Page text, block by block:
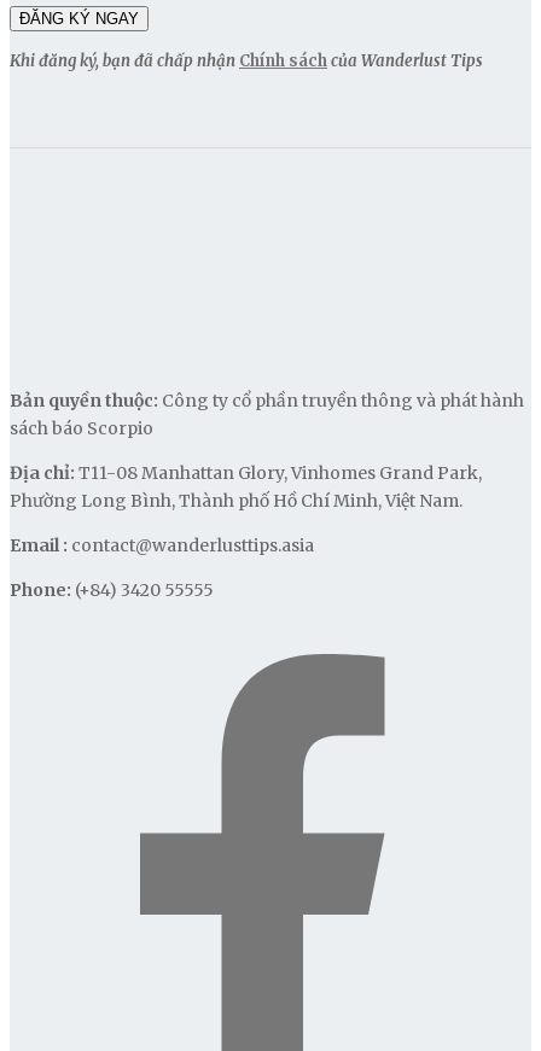
Khi đăng ký, bạn đã chấp nhận Chính sáchcủa Wanderlust Tips
Bản quyền thuộc: Công ty cổ phần truyền thông và phát hành
sách báo Scorpio
Địa chỉ: T11-08 Manhattan Glory, Vinhomes Grand Park,
Phường Long Bình, Thành phố Hồ Chí Minh, Việt Nam.
Email : contact@wanderlusttips.asia
Phone: (+84) 3420 55555